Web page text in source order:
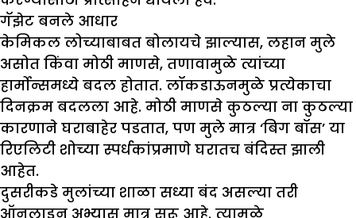
गॅझेट बनले आधार
केमिकल लोच्याबाबत बोलायचे झाल्यास, लहान मुले
असोत किंवा मोठी माणसे, तणावामुळे त्यांच्या
हार्मोन्समध्ये बदल होतात. लॉकडाऊनमुळे प्रत्येकाचा
दिनक्रम बदलला आहे. मोठी माणसे कुठल्या ना कुठल्या
कारणाने घराबाहेर पडतात, पण मुले मात्र ‘बिग बॉस’ या
रिएलिटी शोच्या स्पर्धकांप्रमाणे घरातच बंदिस्त झाली
आहेत.
दुसरीकडे मुलांच्या शाळा सध्या बंद असल्या तरी
ऑनलाइन अभ्यास मात्र सुरू आहे. त्यामुळे